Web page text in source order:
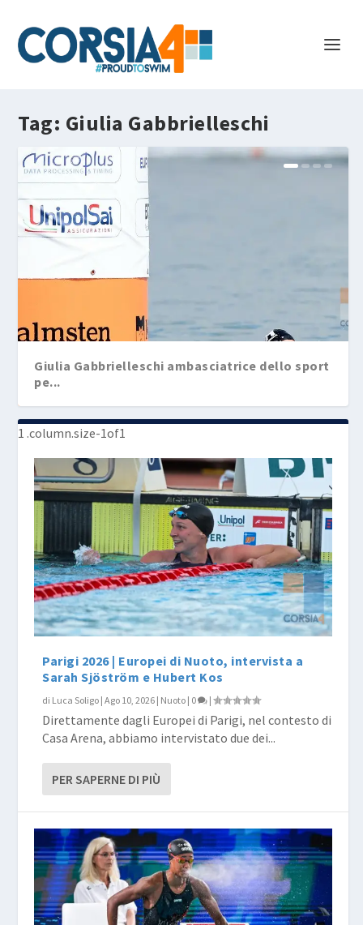
Tag: Giulia Gabbrielleschi
Giulia Gabbrielleschi ambasciatrice dello sport
pe...
LEN OW Swimming Cup 2022 vincono Paltrinieri
e Gab...
Paltrinieri fra i convocati per la prima tappa a
D...
Mondiali Budapest 2017, esordio iridato per
Gabbri...
Parigi 2026 | Europei di Nuoto, intervista a
Sarah Sjöström e Hubert Kos
di Luca Soligo |Ago 10, 2026 | Nuoto | 0 |
Direttamente dagli Europei di Parigi, nel contesto di
Casa Arena, abbiamo intervistato due dei...
PER SAPERNE DI PIÙ